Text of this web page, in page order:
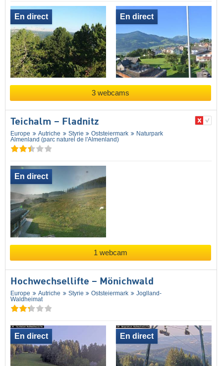
En direct En direct
3 webcams
Teichalm – Fladnitz
Europe Autriche Styrie Oststeiermark
Naturpark
Almenland (parc naturel de l'Almenland)
En direct
1 webcam
Hochwechsellifte – Mönichwald
Europe Autriche Styrie Oststeiermark
Joglland-
Waldheimat
En direct En direct